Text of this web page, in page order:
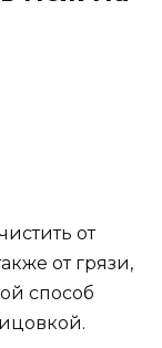
от
от грязи,
способ